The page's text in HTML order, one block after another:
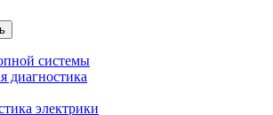
системы
диагностика
электрики